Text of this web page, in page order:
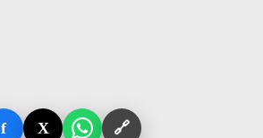
f X 🔗